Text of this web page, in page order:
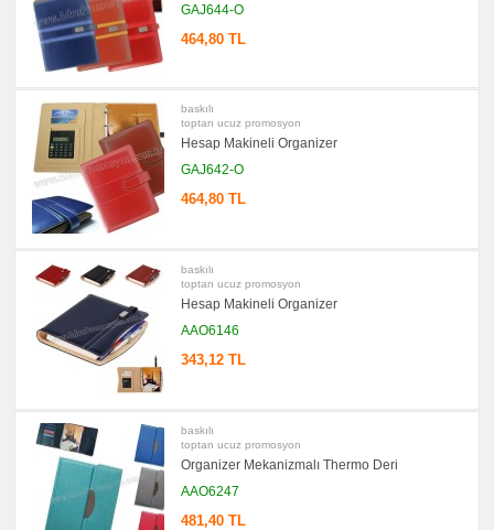
GAJ644-O
464,80 TL
baskılı
toptan ucuz promosyon
Hesap Makineli Organizer
GAJ642-O
464,80 TL
baskılı
toptan ucuz promosyon
Hesap Makineli Organizer
AAO6146
343,12 TL
baskılı
toptan ucuz promosyon
Organizer Mekanizmalı Thermo Deri
AAO6247
481,40 TL
Not
Tutucu
promosyon
Bilgisayar
promosyon
Diğer
Ürünler